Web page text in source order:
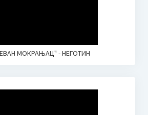
МОКРАЊАЦ" - НЕГОТИН